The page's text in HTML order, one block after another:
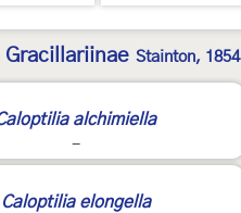
Gracillariinae Stainton, 1854
alchimiella
-
Caloptilia elongella